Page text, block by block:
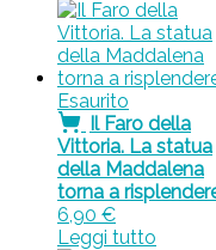
Esaurito
Il Faro della
Vittoria. La statua
della Maddalena
torna a
6,90 €
Leggi tutto